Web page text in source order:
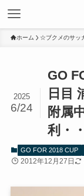
ホーム ☆ブクメのサッ
GO
日目
附属
利・
2025
6/24
GO FOR 2018 CUP
2012年12月27日